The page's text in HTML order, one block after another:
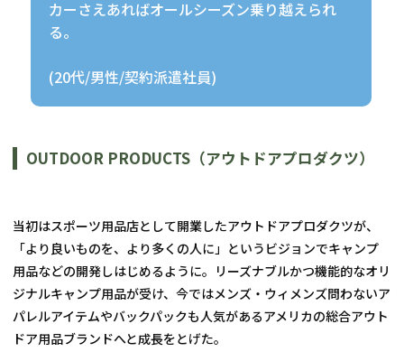
カーさえあればオールシーズン乗り越えられ
る。
(20代/男性/契約派遣社員)
OUTDOOR PRODUCTS（アウトドアプロダクツ）
当初はスポーツ用品店として開業したアウトドアプロダクツが、
「より良いものを、より多くの人に」というビジョンでキャンプ
用品などの開発しはじめるように。リーズナブルかつ機能的なオリ
ジナルキャンプ用品が受け、今ではメンズ・ウィメンズ問わないア
パレルアイテムやバックパックも人気があるアメリカの総合アウト
ドア用品ブランドへと成長をとげた。